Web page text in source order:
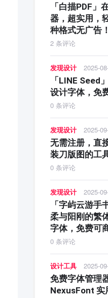
「白描PDF」
器，超实用，
种格式无广告！
2 条评论
发现设计 2025-
「LINE Seed
设计字体，免
0 条评论
发现设计 2025-
无需注册，直
装刀版图的工
0 条评论
发现设计 2025-
「字屿云游手
柔与阳刚的繁
字体，免费可
0 条评论
设计工具 2025-
免费字体管理
NexusFont 实